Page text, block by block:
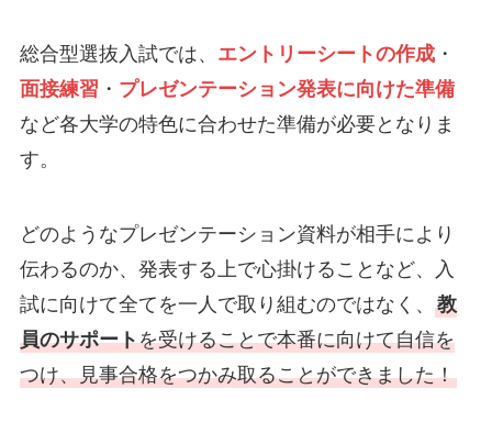
総合型選抜入試では、 エントリーシートの作成・
面接練習 ・ プレゼンテーション発表に向けた準備
など各大学の特色に合わせた準備が必要となりま
す。
どのようなプレゼンテーション資料が相手により
伝わるのか、発表する上で心掛けることなど、入
試に向けて全てを一人で取り組むのではなく、 教
員のサポートを受けることで本番に向けて自信を
つけ、見事合格をつかみ取ることができました！